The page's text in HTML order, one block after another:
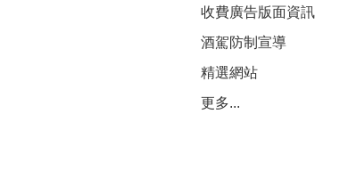
收費廣告版面資訊
酒駕防制宣導
精選網站
更多...